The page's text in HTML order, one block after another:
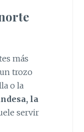
más
trozo
o la
la
servir